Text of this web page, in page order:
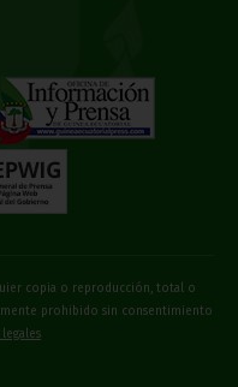
copia o reproducción, total o
prohibido sin consentimiento
legales